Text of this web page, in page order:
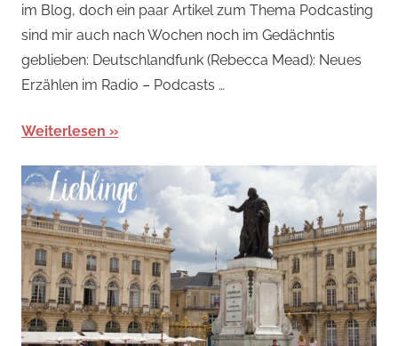
im Blog, doch ein paar Artikel zum Thema Podcasting
sind mir auch nach Wochen noch im Gedächntis
geblieben: Deutschlandfunk (Rebecca Mead): Neues
Erzählen im Radio – Podcasts …
Weiterlesen